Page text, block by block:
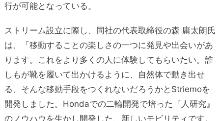
行が可能となっている。
ストリーム設立に際し、同社の代表取締役の森 庸太朗氏
は、「移動することの楽しさの一つに発見や出会いがあ
ります。これをより多くの人に体験してもらいたい。誰
しもが靴を履いて出かけるように、自然体で動き出せ
る、そんな移動手段をつくれないだろうかとStriemoを
開発しました。Hondaでの二輪開発で培った『人研究』
のノウハウを生かし開発した、新しいモビリティです。